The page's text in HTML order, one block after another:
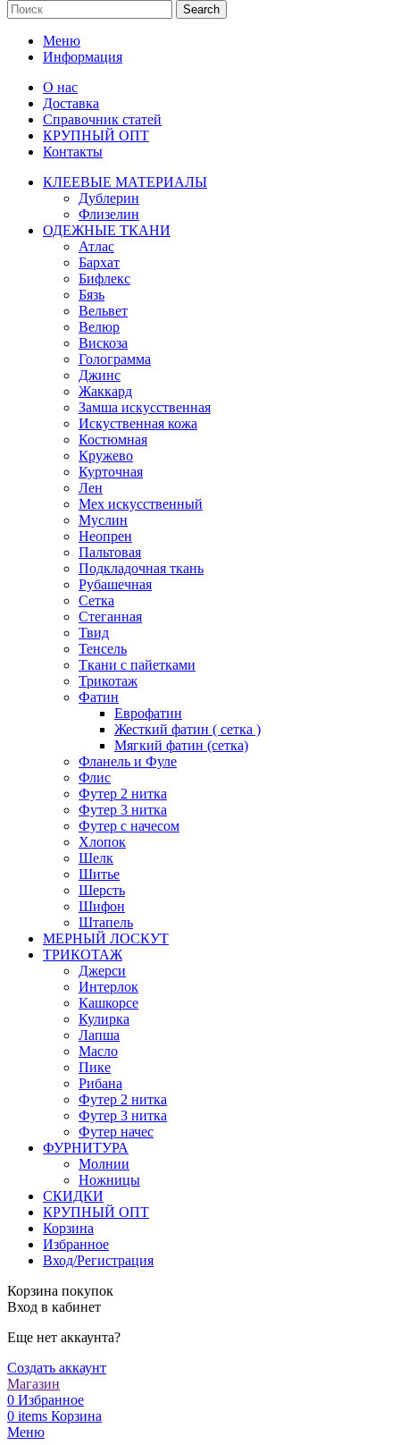
Search
Меню
Информация
О нас
Доставка
Справочник статей
КРУПНЫЙ ОПТ
Контакты
КЛЕЕВЫЕ МАТЕРИАЛЫ
Дублерин
Флизелин
ОДЕЖНЫЕ ТКАНИ
Атлас
Бархат
Бифлекс
Бязь
Вельвет
Велюр
Вискоза
Голограмма
Джинс
Жаккард
Замша искусственная
Искуственная кожа
Костюмная
Кружево
Курточная
Лен
Мех искусственный
Муслин
Неопрен
Пальтовая
Подкладочная ткань
Рубашечная
Сетка
Стеганная
Твид
Тенсель
Ткани с пайетками
Трикотаж
Фатин
Еврофатин
Жесткий фатин ( сетка )
Мягкий фатин (сетка)
Фланель и Фуле
Флис
Футер 2 нитка
Футер 3 нитка
Футер с начесом
Хлопок
Шелк
Шитье
Шерсть
Шифон
Штапель
МЕРНЫЙ ЛОСКУТ
ТРИКОТАЖ
Джерси
Интерлок
Кашкорсе
Кулирка
Лапша
Масло
Пике
Рибана
Футер 2 нитка
Футер 3 нитка
Футер начес
ФУРНИТУРА
Молнии
Ножницы
СКИДКИ
КРУПНЫЙ ОПТ
Корзина
Избранное
Вход/Регистрация
Корзина покупок
Вход в кабинет
Еще нет аккаунта?
Создать аккаунт
Магазин
0 Избранное
0 items Корзина
Меню